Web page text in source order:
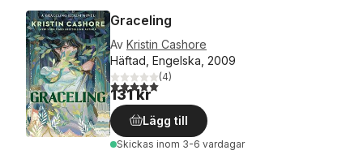
Graceling
Av Kristin Cashore
Häftad, Engelska, 2009
5,0utav 5 stjärnor. Totalt antal röster:
(4)
131 kr
Lägg till
Skickas inom 3-6 vardagar